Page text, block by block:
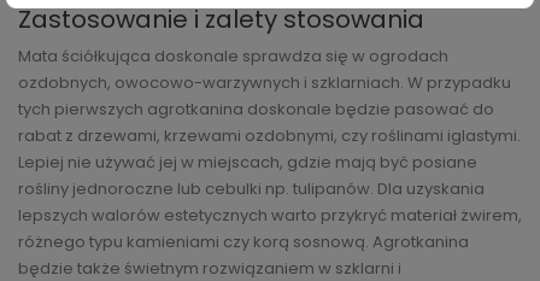
Zastosowanie i zalety stosowania
Mata ściółkująca doskonale sprawdza się w ogrodach
ozdobnych, owocowo-warzywnych i szklarniach. W przypadku
tych pierwszych agrotkanina doskonale będzie pasować do
rabat z drzewami, krzewami ozdobnymi, czy roślinami iglastymi.
Lepiej nie używać jej w miejscach, gdzie mają być posiane
rośliny jednoroczne lub cebulki np. tulipanów. Dla uzyskania
lepszych walorów estetycznych warto przykryć materiał żwirem,
różnego typu kamieniami czy korą sosnową. Agrotkanina
będzie także świetnym rozwiązaniem w szklarni i